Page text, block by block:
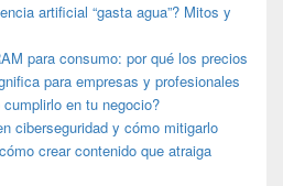
artificial “gasta agua”? Mitos y
para consumo: por qué los precios
para empresas y profesionales
en tu negocio?
ciberseguridad y cómo mitigarlo
crear contenido que atraiga